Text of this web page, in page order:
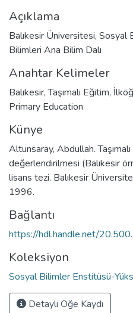
Açıklama
Balıkesir Üniversitesi,
Bilimleri Ana Bilim Dalı
Anahtar Kelimeler
Balıkesir,Taşımalı Eğitim,
Primary Education
Künye
Altunsaray, Abdullah.
değerlendirilmesi (Balıkesir
lisans tezi. Balıkesir
1996.
Bağlantı
https://hdl.handle.net/
Koleksiyon
Sosyal Bilimler Enstitüsü-
Detaylı Öğe Kaydı